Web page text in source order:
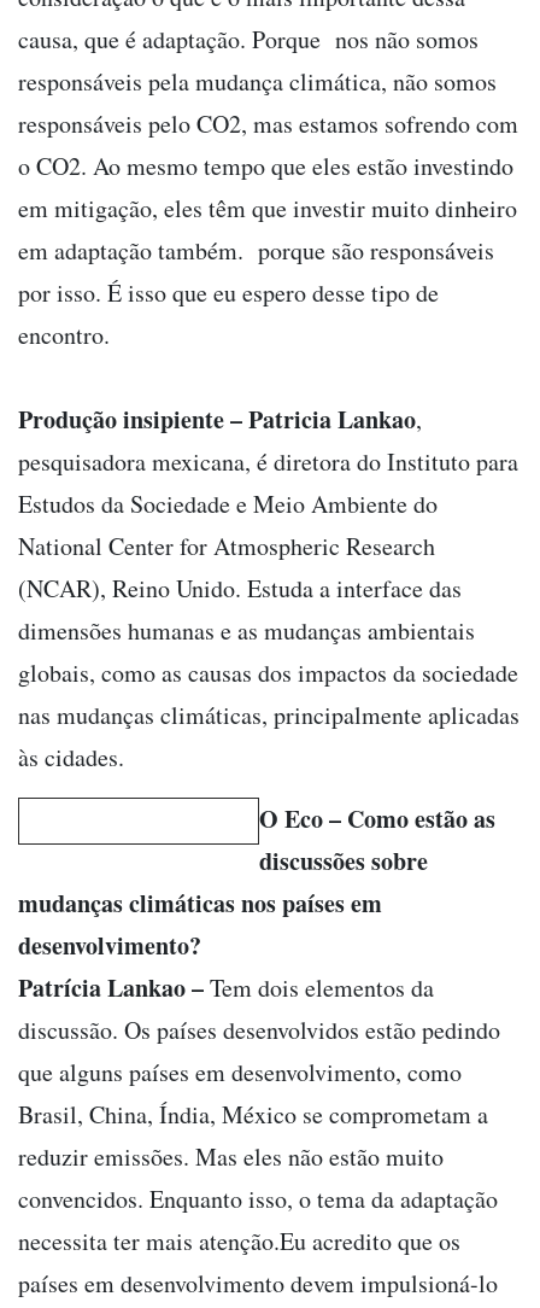
causa, que é adaptação. Porque nos não somos
responsáveis pela mudança climática, não somos
responsáveis pelo CO2, mas estamos sofrendo com
o CO2. Ao mesmo tempo que eles estão investindo
em mitigação, eles têm que investir muito dinheiro
em adaptação também. porque são responsáveis
por isso. É isso que eu espero desse tipo de
encontro.
Produção insipiente – Patricia Lankao,
pesquisadora mexicana, é diretora do Instituto para
Estudos da Sociedade e Meio Ambiente do
National Center for Atmospheric Research
(NCAR), Reino Unido. Estuda a interface das
dimensões humanas e as mudanças ambientais
globais, como as causas dos impactos da sociedade
nas mudanças climáticas, principalmente aplicadas
às cidades.
O Eco – Como estão as
discussões sobre
mudanças climáticas nos países em
desenvolvimento?
Patrícia Lankao –Tem dois elementos da
discussão. Os países desenvolvidos estão pedindo
que alguns países em desenvolvimento, como
Brasil, China, Índia, México se comprometam a
reduzir emissões. Mas eles não estão muito
convencidos. Enquanto isso, o tema da adaptação
necessita ter mais atenção.Eu acredito que os
países em desenvolvimento devem impulsioná-lo